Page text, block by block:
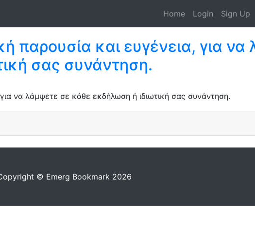
Home Login Sign Up
παρουσία και ευγένεια, για
σας συνάντηση.
να λάμψετε σε κάθε εκδήλωση ή ιδιωτική σας συνάντηση.
© Emerg Bookmark 2026